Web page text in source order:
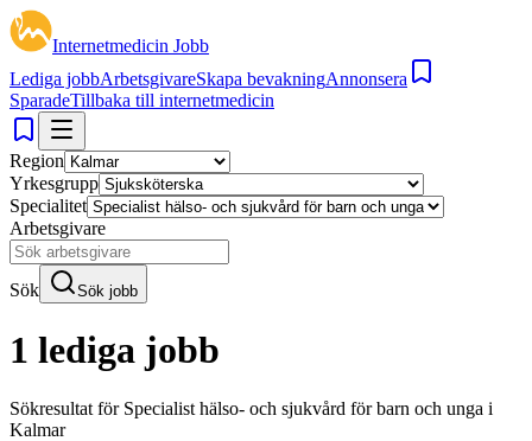
Internetmedicin Jobb
Lediga jobbArbetsgivareSkapa bevakningAnnonsera
SparadeTillbaka till internetmedicin
Region
Yrkesgrupp
Specialitet
Arbetsgivare
Sök Sök jobb
1 lediga jobb
Sökresultat för Specialist hälso- och sjukvård för barn och unga i
Kalmar